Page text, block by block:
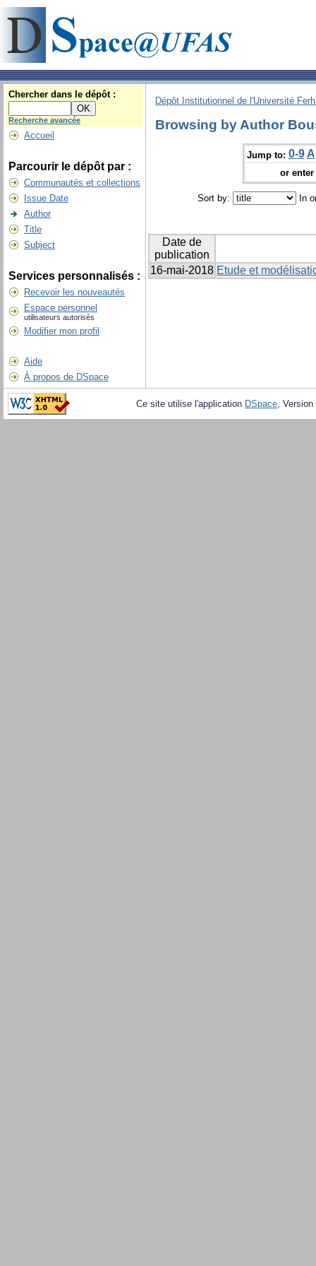
Chercher dans le dépôt :
Recherche avancée
Accueil
Parcourir le dépôt par :
Communautés et collections
Issue Date
Author
Title
Subject
Services personnalisés :
Recevoir les nouveautés
Espace personnel
utilisateurs autorisés
Modifier mon profil
Aide
À propos de DSpace
Dépôt Institutionnel de l'Université
Browsing by Author
Jump to: 0-9 A
or
Sort by: In
Date de
publication
16-mai-2018 Etude et
Ce site utilise l'application DSpace,